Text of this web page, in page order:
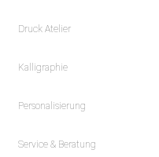
Druck Atelier
Kalligraphie
Personalisierung
Service & Beratung